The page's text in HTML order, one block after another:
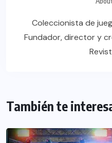
Coleccionista de
Fundador, director y
También te